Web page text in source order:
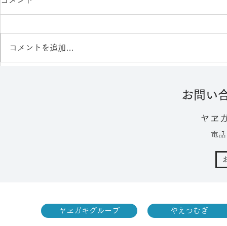
コメントを追加…
お問い
ヤヱ
電
ヤヱガキグループ やえつむ